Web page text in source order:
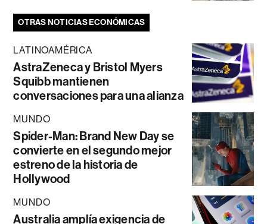
OTRAS NOTICIAS ECONÓMICAS
LATINOAMÉRICA
AstraZeneca y Bristol Myers
Squibb mantienen
conversaciones para una alianza
MUNDO
Spider-Man: Brand New Day se
convierte en el segundo mejor
estreno de la historia de
Hollywood
MUNDO
Australia amplía exigencia de